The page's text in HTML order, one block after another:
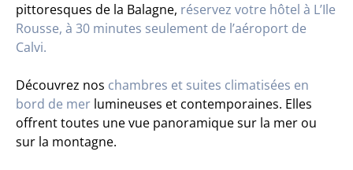
pittoresques de la Balagne, réservez votre hôtel à L’Ile
Rousse, à 30 minutes seulement de l’aéroport de
Calvi.
Découvrez nos chambres et suites climatisées en
bord de mer lumineuses et contemporaines. Elles
offrent toutes une vue panoramique sur la mer ou
sur la montagne.